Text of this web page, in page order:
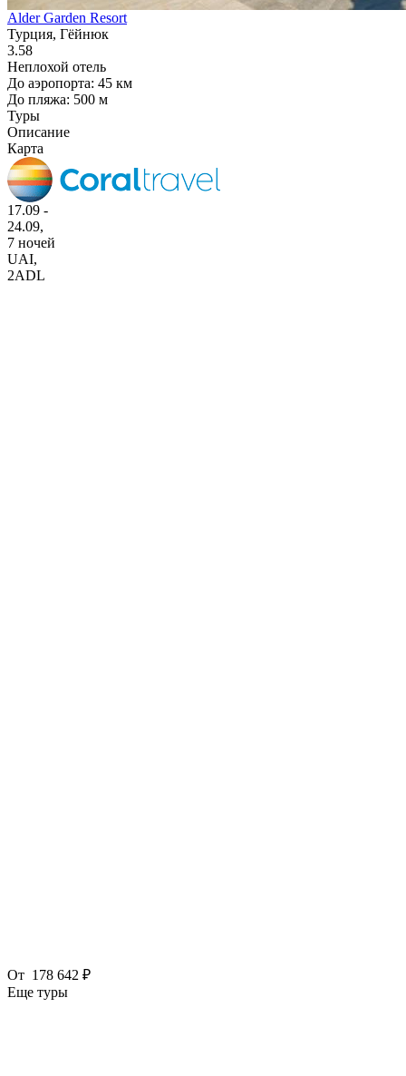
Alder Garden Resort
Турция, Гёйнюк
3.58
Неплохой отель
До аэропорта: 45 км
До пляжа: 500 м
Туры
Описание
Карта
17.09 -
24.09,
7 ночей
UAI,
2ADL
От 178 642 ₽
Еще туры